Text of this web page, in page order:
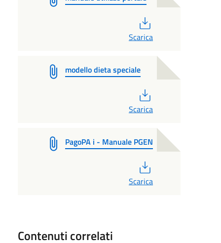
Scarica
modello dieta speciale
Scarica
PagoPA i - Manuale PGEN
Scarica
Contenuti correlati